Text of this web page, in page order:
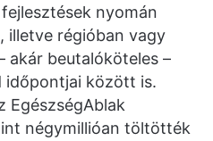
nyomán
illetve régióban vagy
akár beutalóköteles –
időpontjai között is.
EgészségAblak
négymillióan töltötték